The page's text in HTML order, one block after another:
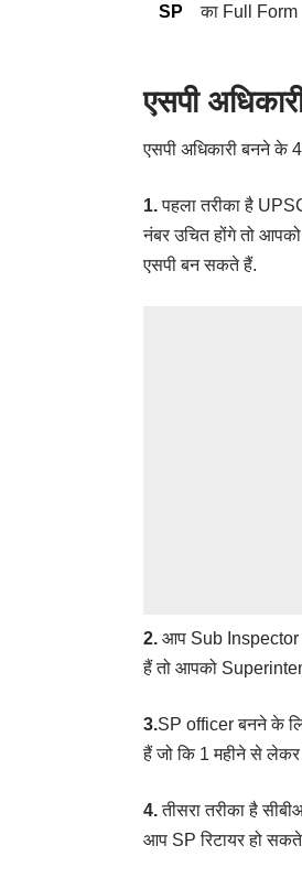
SP का Full Form
एसपी
एसपी अधिकारी बनने के
1.पहला तरीका है
नंबर उचित होंगे तो
एसपी बन सकते हैं.
2. आप Sub Inspector
हैं तो आपको
3.SP officer बनने के
हैं जो कि 1 महीने से
4.तीसरा तरीका है
आप SP रिटायर हो